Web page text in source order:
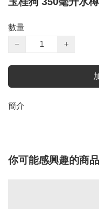
數量
−
+
簡介
你可能感興趣的商品